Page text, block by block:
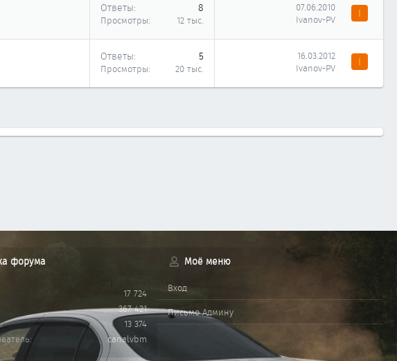
Ответы 8
Просмотры 12 тыс.
07.06.2010
Ivanov-PV
I
Ответы 5
Просмотры 20 тыс.
16.03.2012
Ivanov-PV
I
форума
17 724
367 421
13 374
canalvbm
Моё меню
Вход
Письмо Админу